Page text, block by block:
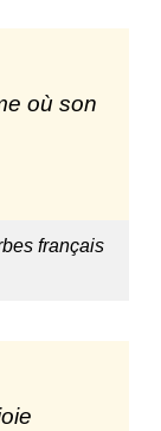
où son
français